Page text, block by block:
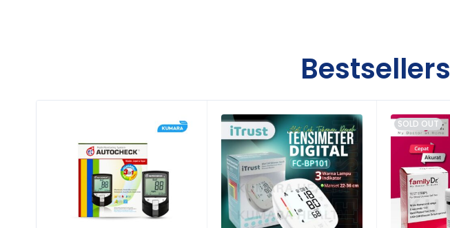
Digunakan di rumah maupun fasilitas kesehatan
Pengukuran cepat dan akurat
Aman tanpa merkuri
Water-resistant / tahan air
Bunyi buzzer saat pengukuran selesai
Menyimpan hasil pengukuran terakhir
Bestsellers
SOLD OUT